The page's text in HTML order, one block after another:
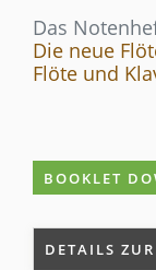
Das
Die neue
Flöte und
BOOKLET
DETAILS